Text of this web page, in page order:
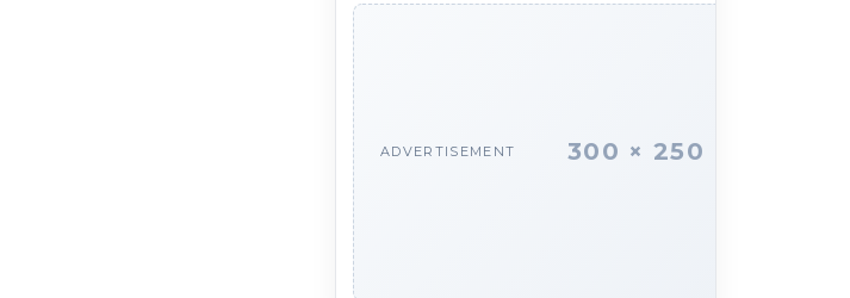
ADVERTISEMENT 300 × 250